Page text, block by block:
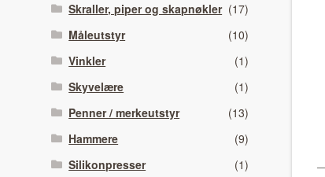
Skraller, piper og skapnøkler (17)
Måleutstyr
(10)
Vinkler
(1)
Skyvelære
(1)
Penner / merkeutstyr
(13)
Hammere
(9)
Silikonpresser
(1)